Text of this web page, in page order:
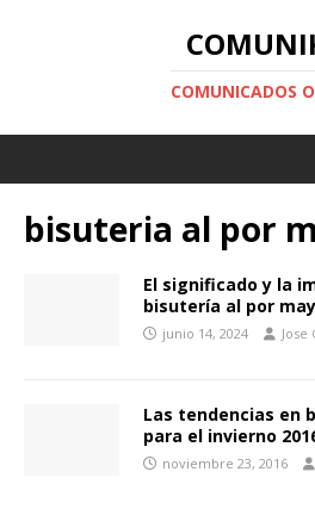
COMUNICADOS
bisuteria al por
El significado y la
bisutería al por
junio 14, 2024 Jose
Las tendencias en
para el invierno
noviembre 23, 2016